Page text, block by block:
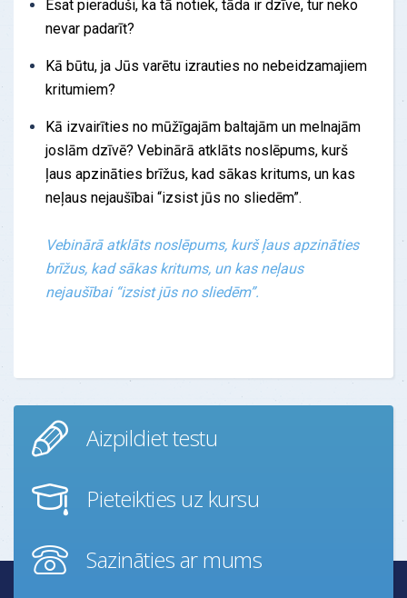
Esat pieraduši, ka tā notiek, tāda ir dzīve, tur neko
nevar padarīt?
Kā būtu, ja Jūs varētu izrauties no nebeidzamajiem
kritumiem?
Kā izvairīties no mūžīgajām baltajām un melnajām
joslām dzīvē? Vebinārā atklāts noslēpums, kurš
ļaus apzināties brīžus, kad sākas kritums, un kas
neļaus nejaušībai “izsist jūs no sliedēm”.
Vebinārā atklāts noslēpums, kurš ļaus apzināties
brīžus, kad sākas kritums, un kas neļaus
nejaušībai “izsist jūs no sliedēm”.
Aizpildiet testu
Pieteikties uz kursu
Sazināties ar mums